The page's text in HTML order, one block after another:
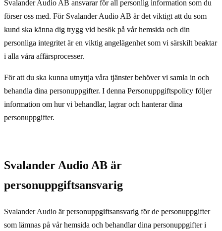
Svalander Audio AB ansvarar för all personlig information som du
förser oss med. För Svalander Audio AB är det viktigt att du som
kund ska känna dig trygg vid besök på vår hemsida och din
personliga integritet är en viktig angelägenhet som vi särskilt beaktar
i alla våra affärsprocesser.
För att du ska kunna utnyttja våra tjänster behöver vi samla in och
behandla dina personuppgifter. I denna Personuppgiftspolicy följer
information om hur vi behandlar, lagrar och hanterar dina
personuppgifter.
Svalander Audio AB är
personuppgiftsansvarig
Svalander Audio är personuppgiftsansvarig för de personuppgifter
som lämnas på vår hemsida och behandlar dina personuppgifter i